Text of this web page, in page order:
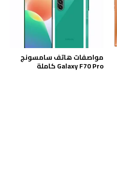
مواصفات هاتف سامسونج
Galaxy F70 Pro كاملة